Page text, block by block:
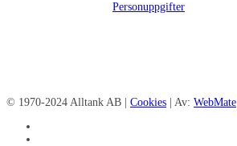
Personuppgifter
© 1970-2024 Alltank AB | Cookies | Av: WebMate